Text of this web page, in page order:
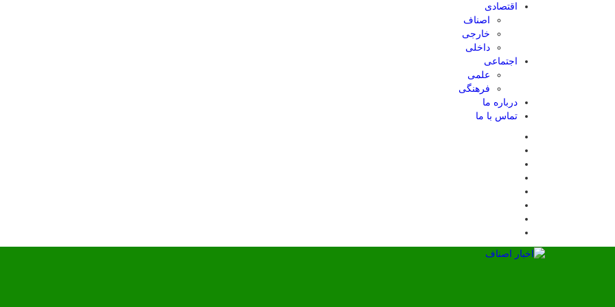
اقتصادی
اصناف
خارجی
داخلی
اجتماعی
علمی
فرهنگی
درباره ما
تماس با ما